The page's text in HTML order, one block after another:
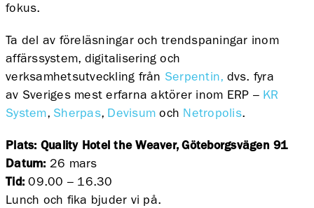
fokus.
Ta del av föreläsningar och trendspaningar inom
affärssystem, digitalisering och
verksamhetsutveckling från Serpentin, dvs. fyra
av Sveriges mest erfarna aktörer inom ERP – KR
System, Sherpas, Devisum och Netropolis.
Plats: Quality Hotel the Weaver, Göteborgsvägen 91
Datum: 26 mars
Tid:09.00 – 16.30
Lunch och fika bjuder vi på.